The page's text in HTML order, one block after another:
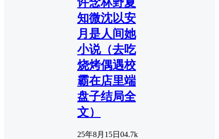
知微沈以安
月是人间她
小说（去吃
烧烤偶遇校
霸在店里端
盘子结局全
文）
25年8月15日 04.7k